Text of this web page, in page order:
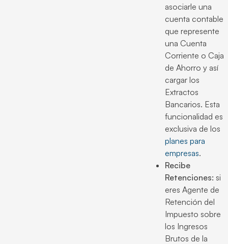
asociarle una
cuenta contable
que represente
una Cuenta
Corriente o Caja
de Ahorro y así
cargar los
Extractos
Bancarios. Esta
funcionalidad es
exclusiva de los
planes para
empresas.
Recibe
Retenciones: si
eres Agente de
Retención del
Impuesto sobre
los Ingresos
Brutos de la